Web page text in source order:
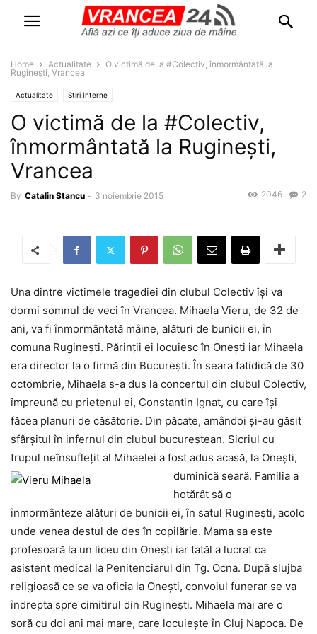
Home Actualitate
O victimă de la #Colectiv, înmormântată la
Ruginești, Vrancea
Actualitate Stiri Interne
O victimă de la #Colectiv,
înmormântată la Ruginești,
Vrancea
By Catalin Stancu - 3 noiembrie 2015 2
2046
Una dintre victimele tragediei din clubul Colectiv își va
dormi somnul de veci în Vrancea. Mihaela Vieru, de 32 de
ani, va fi înmormântată mâine, alături de bunicii ei, în
comuna Ruginești. Părinții ei locuiesc în Onești iar Mihaela
era director la o firmă din București. În seara fatidică de 30
octombrie, Mihaela s-a dus la concertul din clubul Colectiv,
împreună cu prietenul ei, Constantin Ignat, cu care își
făcea planuri de căsătorie. Din păcate, amândoi și-au găsit
sfârșitul în infernul din clubul bucureștean. Sicriul cu
trupul neînsuflețit al Mihaelei a fost adus acasă, la Onești,
duminică seară. Familia a
hotărât să o
înmormânteze alături de bunicii ei, în satul Ruginești, acolo
unde venea destul de des în copilărie. Mama sa este
profesoară la un liceu din Onești iar tatăl a lucrat ca
asistent medical la Penitenciarul din Tg. Ocna. După slujba
religioasă ce se va oficia la Onești, convoiul funerar se va
îndrepta spre cimitirul din Ruginești. Mihaela mai are o
soră cu doi ani mai mare, care locuiește în Cluj Napoca. De